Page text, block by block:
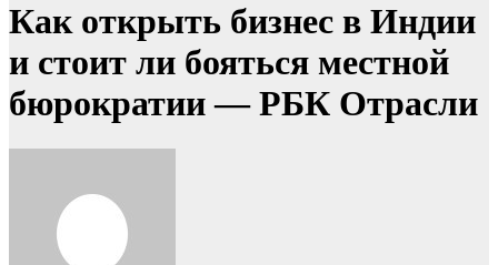
Как открыть бизнес в Индии
и стоит ли бояться местной
бюрократии — РБК Отрасли